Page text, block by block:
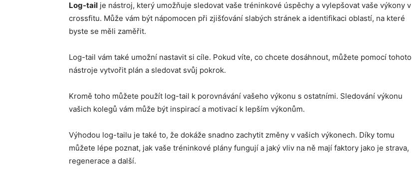
Log-tail je nástroj, který umožňuje sledovat vaše tréninkové úspěchy a vylepšovat vaše výkony v
crossfitu. Může vám být nápomocen při zjišťování slabých stránek a identifikaci oblastí, na které
byste se měli zaměřit.
Log-tail vám také umožní nastavit si cíle. Pokud víte, co chcete dosáhnout, můžete pomocí tohoto
nástroje vytvořit plán a sledovat svůj pokrok.
Kromě toho můžete použít log-tail k porovnávání vašeho výkonu s ostatními. Sledování výkonu
vašich kolegů vám může být inspirací a motivací k lepším výkonům.
Výhodou log-tailu je také to, že dokáže snadno zachytit změny v vašich výkonech. Díky tomu
můžete lépe poznat, jak vaše tréninkové plány fungují a jaký vliv na ně mají faktory jako je strava,
regenerace a další.